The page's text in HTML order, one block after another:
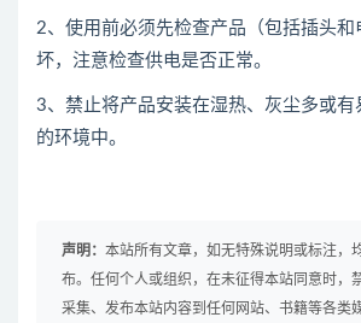
2、使用前必须先检查产品（包括插头和
坏，注意检查供电是否正常。
3、禁止将产品安装在湿热、灰尘多或有
的环境中。
声明： 本站所有文章，如无特殊说明或标注，
布。任何个人或组织，在未征得本站同意时，
采集、发布本站内容到任何网站、书籍等各类